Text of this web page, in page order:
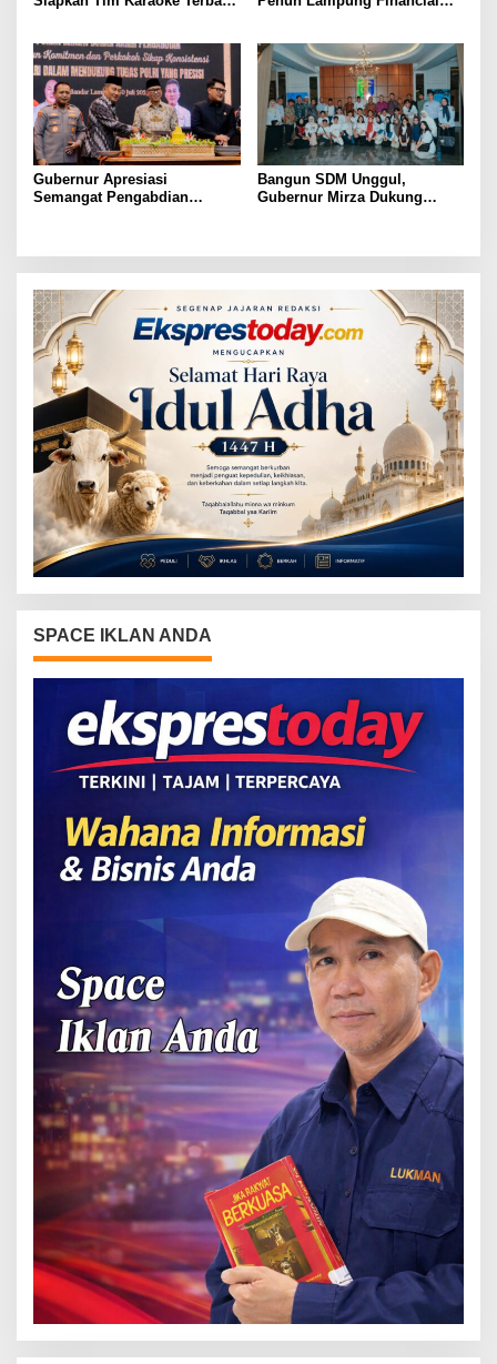
Gubernur Apresiasi
Semangat Pengabdian
Bangun SDM Unggul,
Gubernur Mirza Dukung
SPACE IKLAN ANDA